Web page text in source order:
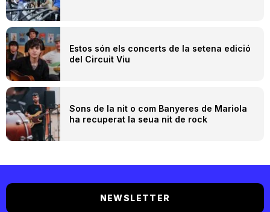
Estos són els concerts de la setena edició
del Circuit Viu
Sons de la nit o com Banyeres de Mariola
ha recuperat la seua nit de rock
NEWSLETTER